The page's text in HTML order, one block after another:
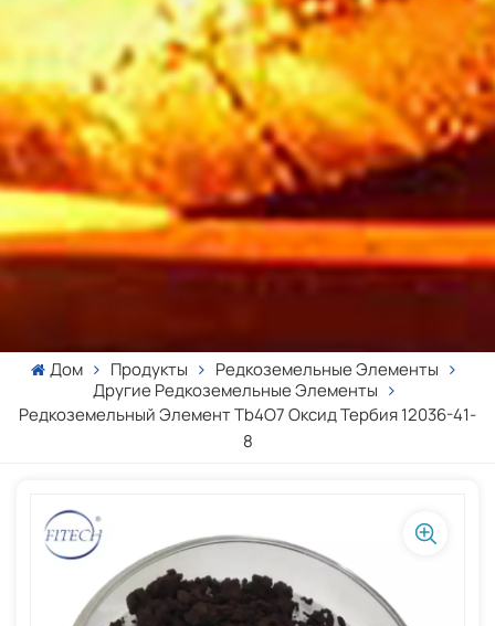
Дом Продукты
Редкоземельные Элементы
Другие Редкоземельные Элементы
Редкоземельный Элемент Tb4O7 Оксид Тербия 12036-41-
8